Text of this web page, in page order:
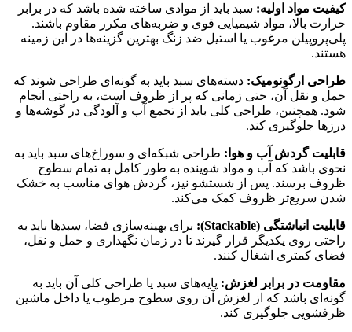
کیفیت مواد اولیه: سبد باید از موادی ساخته شده باشد که در برابر
حرارت بالا، مواد شیمیایی قوی و ضربه‌های مکرر مقاوم باشند.
پلی‌پروپیلن مرغوب یا استیل ضد زنگ بهترین گزینه‌ها در این زمینه
هستند.
طراحی ارگونومیک: دسته‌های سبد باید به گونه‌ای طراحی شوند که
حمل و نقل آن، حتی زمانی که پر از ظروف است، به راحتی انجام
شود. همچنین، طراحی کلی باید از تجمع آب و آلودگی در گوشه‌ها و
درزها جلوگیری کند.
قابلیت گردش آب و هوا: طراحی شبکه‌ای و سوراخ‌های سبد باید به
نحوی باشد که آب و مواد شوینده به طور کامل به تمام سطوح
ظروف برسند. پس از شستشو نیز، گردش هوای مناسب به خشک
شدن سریع‌تر ظروف کمک می‌کند.
قابلیت انباشتگی (Stackable):
برای بهینه‌سازی فضا، سبدها باید به
راحتی روی یکدیگر قرار گیرند تا در زمان نگهداری و حمل و نقل،
فضای کمتری اشغال کنند.
مقاومت در برابر لغزش: پایه‌های سبد یا طراحی کلی آن باید به
گونه‌ای باشد که از لغزش آن روی سطوح مرطوب یا داخل ماشین
ظرفشویی جلوگیری کند.